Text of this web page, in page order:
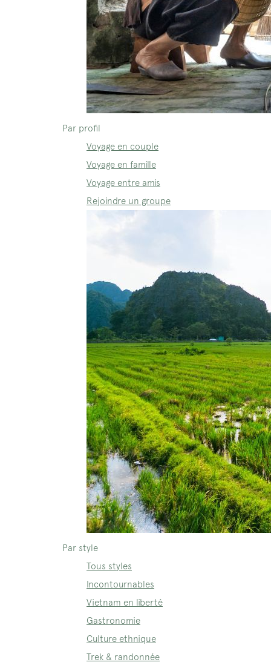
Par profil
Voyage en couple
Voyage en famille
Voyage entre amis
Rejoindre un groupe
Par style
Tous styles
Incontournables
Vietnam en liberté
Gastronomie
Culture ethnique
Trek & randonnée